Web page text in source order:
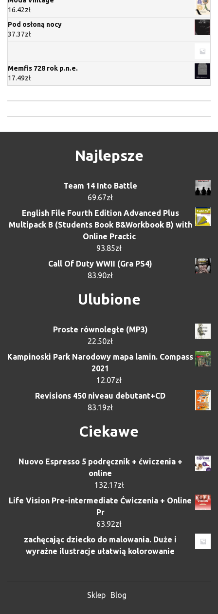
16.42zł
Pod osłoną nocy
37.37zł
Memfis 728 rok p.n.e.
17.49zł
Najlepsze
Team 14 Into Battle
69.67zł
English File Fourth Edition Advanced Plus
Multipack B (Students Book B&Workbook B) with
Online Practic
93.85zł
Call Of Duty WWII (Gra PS4)
83.90zł
Ulubione
Proste równoległe (MP3)
22.50zł
Kampinoski Park Narodowy mapa lamin. Compass
2021
12.07zł
Revisions 450 niveau debutant+CD
83.19zł
Ciekawe
Nuovo Espresso 5 podręcznik + ćwiczenia +
online
132.17zł
Life Vision Pre-intermediate Ćwiczenia + Online
Pr
63.92zł
zachęcając dziecko do malowania. Duże i
wyraźne ilustracje ułatwią kolorowanie
Sklep Blog